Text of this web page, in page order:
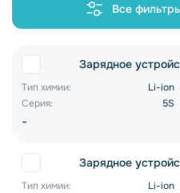
Все
Зарядное
Тип химии: Li-ion
Серия:
5S
-
Зарядное
Тип химии: Li-ion